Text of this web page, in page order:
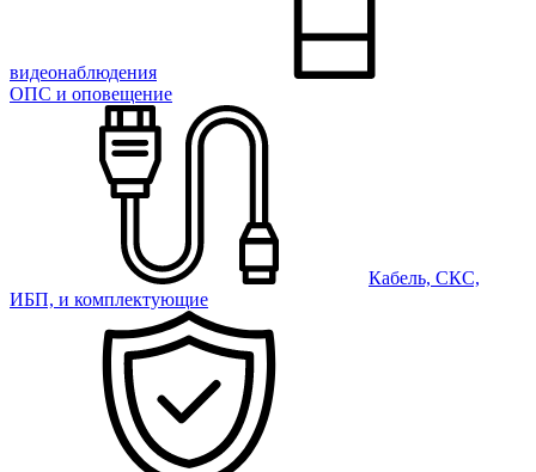
видеонаблюдения
ОПС и оповещение
Кабель, СКС,
ИБП, и комплектующие